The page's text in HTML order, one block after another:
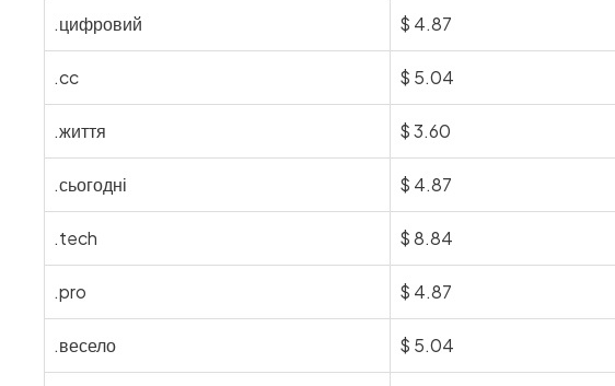
.цифровий $ 4.87
.cc $ 5.04
.життя $3.60
.сьогодні $ 4.87
.tech $8.84
.pro $ 4.87
.весело $ 5.04